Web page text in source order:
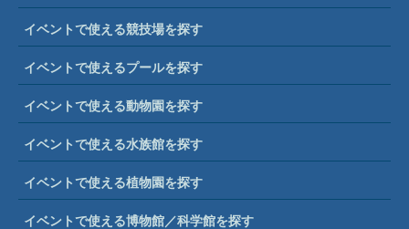
イベントで使える競技場を探す
イベントで使えるプールを探す
イベントで使える動物園を探す
イベントで使える水族館を探す
イベントで使える植物園を探す
イベントで使える博物館／科学館を探す